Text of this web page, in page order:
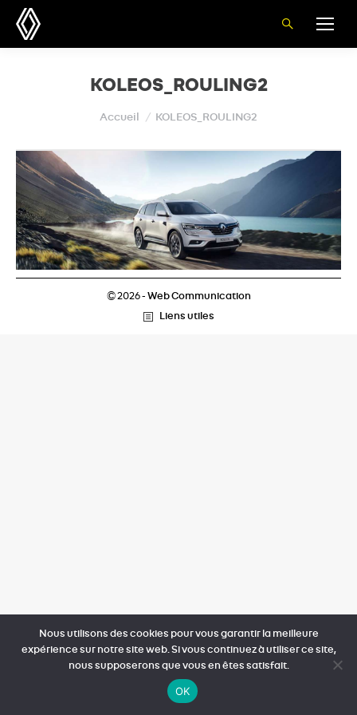
Recherche
:
KOLEOS_ROULING2
Vous êtes ici :
Accueil KOLEOS_ROULING2
© 2026 - Web Communication
Liens utiles
Nous utilisons des cookies pour vous garantir la meilleure
expérience sur notre site web. Si vous continuez à utiliser ce site,
nous supposerons que vous en êtes satisfait.
OK